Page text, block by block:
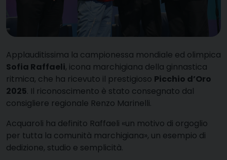
Applauditissima la campionessa mondiale ed olimpica
Sofia Raffaeli, icona marchigiana della ginnastica
ritmica, che ha ricevuto il prestigioso Picchio d’Oro
2025. Il riconoscimento è stato consegnato dal
consigliere regionale Renzo Marinelli.
Acquaroli ha definito Raffaeli «un motivo di orgoglio
per tutta la comunità marchigiana», un esempio di
dedizione, studio e semplicità.